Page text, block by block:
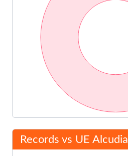
Records vs UE Alcudia